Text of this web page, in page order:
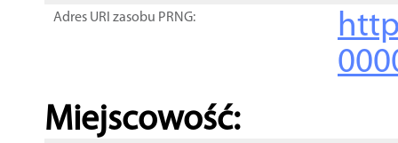
Adres URI zasobu PRNG:
Miejscowość: